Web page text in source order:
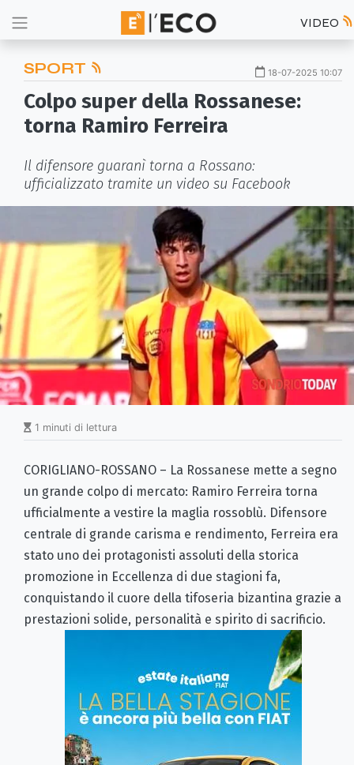
VIDEO
SPORT 18-07-2025 10:07
Colpo super della Rossanese:
torna Ramiro Ferreira
Il difensore guaranì torna a Rossano:
ufficializzato tramite un video su Facebook
1 minuti di lettura
CORIGLIANO-ROSSANO – La Rossanese mette a segno
un grande colpo di mercato: Ramiro Ferreira torna
ufficialmente a vestire la maglia rossoblù. Difensore
centrale di grande carisma e rendimento, Ferreira era
stato uno dei protagonisti assoluti della storica
promozione in Eccellenza di due stagioni fa,
conquistando il cuore della tifoseria bizantina grazie a
prestazioni solide, personalità e spirito di sacrificio.